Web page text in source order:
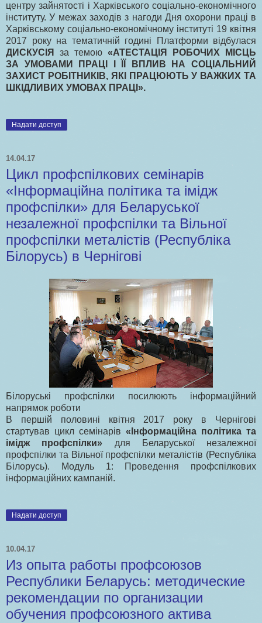
центру зайнятості і Харківського соціально-економічного
інституту. У межах заходів з нагоди Дня охорони праці в
Харківському соціально-економічному інституті 19 квітня
2017 року на тематичній годині Платформи відбулася
ДИСКУСІЯ
за темою «АТЕСТАЦІЯ РОБОЧИХ МІСЦЬ
ЗА УМОВАМИ ПРАЦІ І ЇЇ ВПЛИВ НА СОЦІАЛЬНИЙ
ЗАХИСТ РОБІТНИКІВ, ЯКІ ПРАЦЮЮТЬ У ВАЖКИХ ТА
ШКІДЛИВИХ УМОВАХ ПРАЦІ».
Надати доступ
14.04.17
Цикл профспілкових семінарів
«Інформаційна політика та імідж
профспілки» для Беларуської
незалежної профспілки та Вільної
профспілки металістів (Республіка
Білорусь) в Чернігові
Білоруські профспілки посилюють інформаційний
напрямок роботи
В першій половині квітня 2017 року в Чернігові
стартував цикл семінарів «Інформаційна політика та
імідж профспілки» для Беларуської незалежної
профспілки та Вільної профспілки металістів (Республіка
Білорусь). Модуль 1: Проведення профспілкових
інформаційних кампаній.
Надати доступ
10.04.17
Из опыта работы профсоюзов
Республики Беларусь: методические
рекомендации по организации
обучения профсоюзного актива